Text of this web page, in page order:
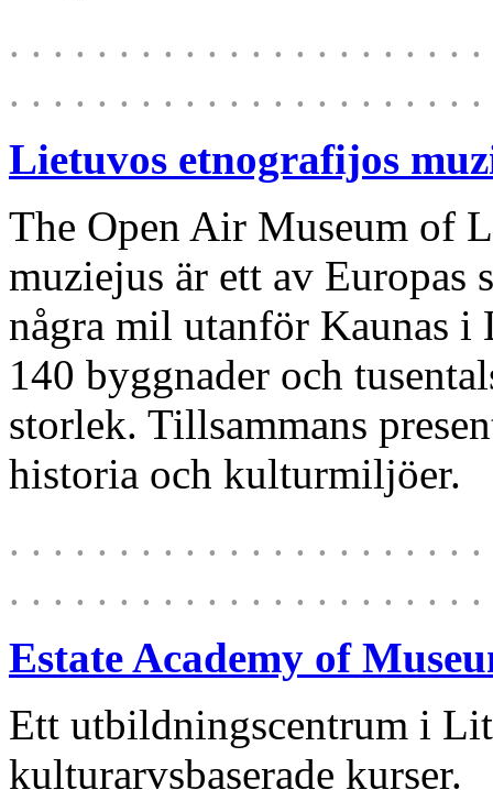
. . . . . . . . . . . . . . . . . . . . .
. . . . . . . . . . . . . . . . . . . . . .
Lietuvos etnografijos
The Open Air Museum of
muziejus är ett av Europas
några mil utanför Kaunas i
140 byggnader och
storlek. Tillsammans
historia och kulturmiljöer.
. . . . . . . . . . . . . . . . . . . . .
. . . . . . . . . . . . . . . . . . . . . .
Estate Academy of
Ett utbildningscentrum i
kulturarvsbaserade kurser.